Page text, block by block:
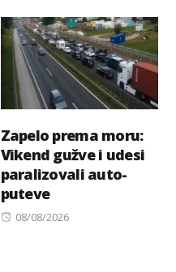
Zapelo prema moru:
Vikend gužve i udesi
paralizovali auto-
puteve
Posted
08/08/2026